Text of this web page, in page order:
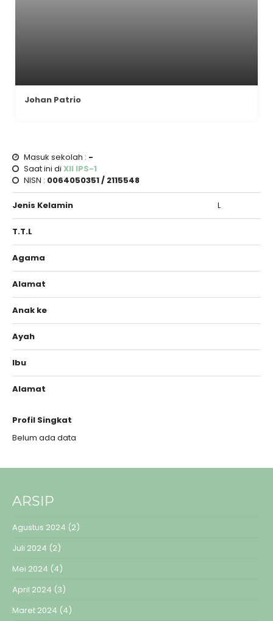
Johan Patrio
Masuk sekolah : -
Saat ini di XII IPS-1
NISN : 0064050351 / 2115548
Jenis Kelamin L
T.T.L
Agama
Alamat
Anak ke
Ayah
Ibu
Alamat
Profil Singkat
Belum ada data
ARSIP
Agustus 2024 (2)
Juli 2024 (2)
Mei 2024 (4)
April 2024 (3)
Maret 2024 (4)